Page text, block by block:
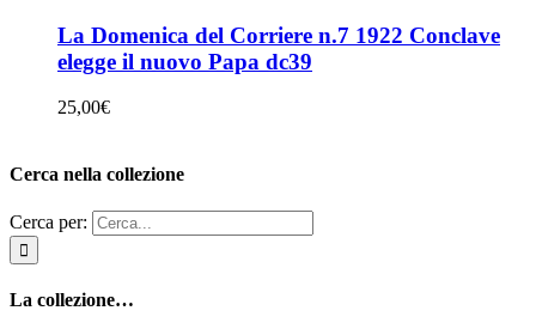
La Domenica del Corriere n.7 1922 Conclave
elegge il nuovo Papa dc39
25,00€
Cerca nella collezione
Cerca per:
La collezione…